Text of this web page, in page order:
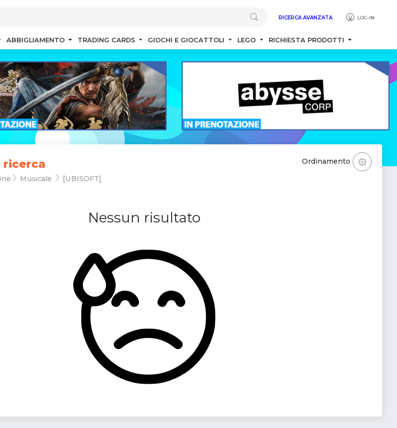
RICERCA AVANZATA LOG-IN
ABBIGLIAMENTO TRADING CARDS GIOCHI E GIOCATTOLI LEGO RICHIESTA PRODOTTI
ricerca
Musicale [UBISOFT]
Nessun risultato
Ordinamento